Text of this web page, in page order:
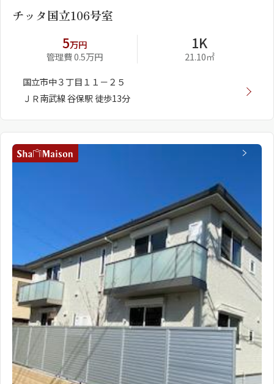
チッタ国立106号室
5万円
管理費 0.5万円
1K
21.10㎡
国立市中３丁目１１－２５
ＪＲ南武線 谷保駅 徒歩13分